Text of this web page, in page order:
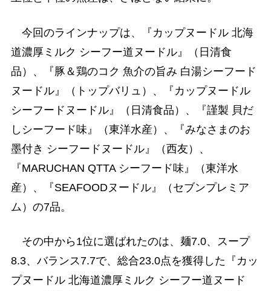
今回のラインナップは、『カップヌードル 北海
道濃厚ミルク シーフー道ヌードル』（日清食
品）、『豚＆鶏のコク 魚介の旨み 白湯シーフード
ヌードル』（トップバリュ）、『カップヌードル
シーフードヌードル』（日清食品）、『謹製 貝だ
しシーフード味』（東洋水産）、『みなさまのお
墨付き シーフードヌードル』（西友）、
『MARUCHAN QTTA シーフード味』（東洋水
産）、『SEAFOODヌードル』（セブンプレミア
ム）の7品。
その中から1位に選ばれたのは、麺7.0、スープ
8.3、バランス7.7で、総合23.0点を獲得した『カッ
プヌードル 北海道濃厚ミルク シーフー道ヌード